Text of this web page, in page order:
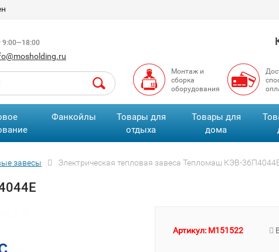
9:00—18:00
Монтаж и
сборка
оборудования
Фанкойлы
Товары для
отдыха
Товары для
дома
завесы Электрическая тепловая завеса Тепломаш КЭВ-
Артикул: M151522